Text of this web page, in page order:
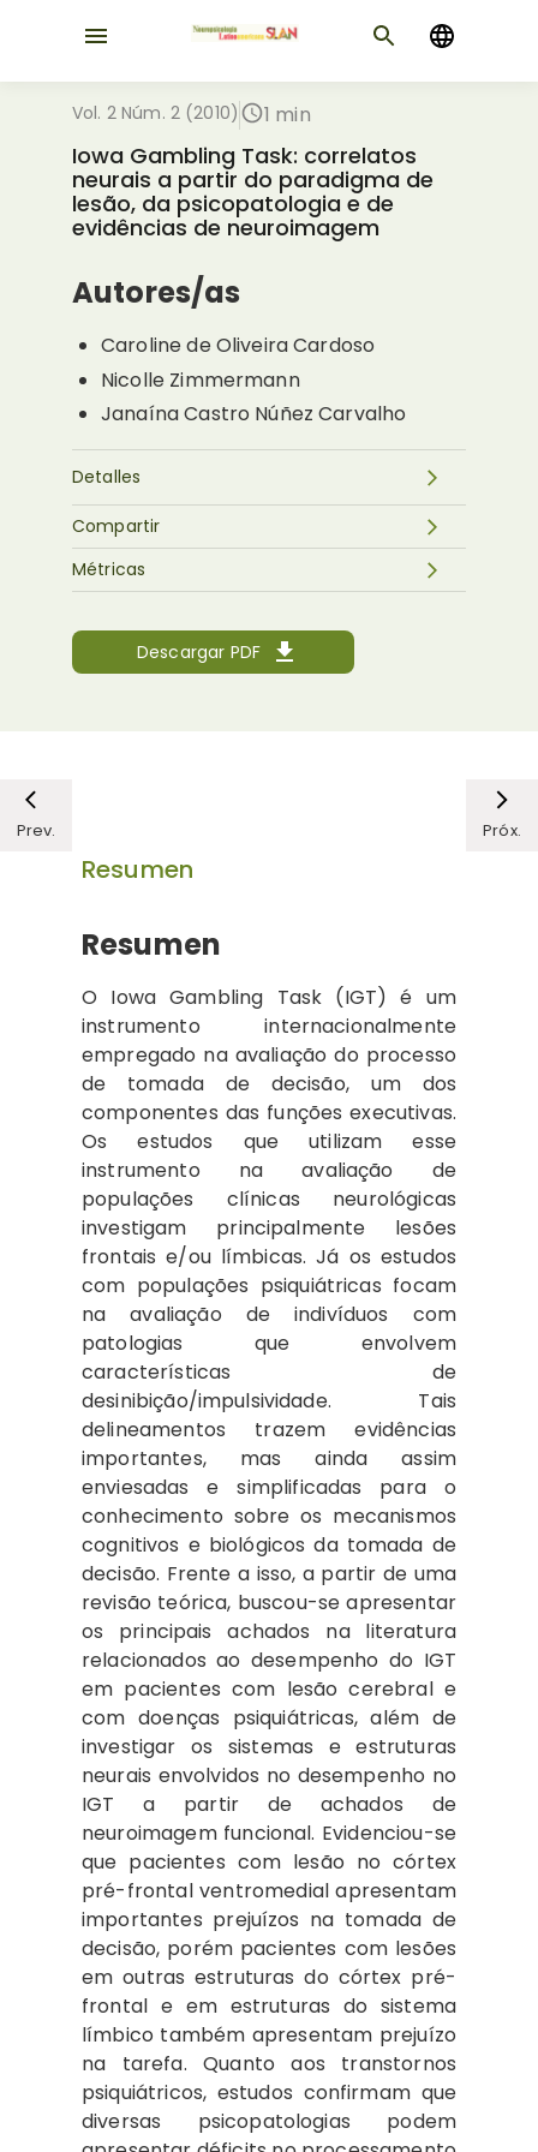
Vol. 2 Núm. 2 (2010) 1 min
Iowa Gambling Task: correlatos
neurais a partir do paradigma de
lesão, da psicopatologia e de
evidências de neuroimagem
Autores/as
Caroline de Oliveira Cardoso
Nicolle Zimmermann
Janaína Castro Núñez Carvalho
Detalles
Descargar PDF
Métricas
Compartir
Prev. Próx.
Resumen
Resumen
O Iowa Gambling Task (IGT) é um
instrumento internacionalmente
empregado na avaliação do processo
de tomada de decisão, um dos
componentes das funções executivas.
Os estudos que utilizam esse
instrumento na avaliação de
populações clínicas neurológicas
investigam principalmente lesões
frontais e/ou límbicas. Já os estudos
com populações psiquiátricas focam
na avaliação de indivíduos com
patologias que envolvem
características de
desinibição/impulsividade. Tais
delineamentos trazem evidências
importantes, mas ainda assim
enviesadas e simplificadas para o
conhecimento sobre os mecanismos
cognitivos e biológicos da tomada de
decisão. Frente a isso, a partir de uma
revisão teórica, buscou-se apresentar
os principais achados na literatura
relacionados ao desempenho do IGT
em pacientes com lesão cerebral e
com doenças psiquiátricas, além de
investigar os sistemas e estruturas
neurais envolvidos no desempenho no
IGT a partir de achados de
neuroimagem funcional. Evidenciou-se
que pacientes com lesão no córtex
pré-frontal ventromedial apresentam
importantes prejuízos na tomada de
decisão, porém pacientes com lesões
em outras estruturas do córtex pré-
frontal e em estruturas do sistema
límbico também apresentam prejuízo
na tarefa. Quanto aos transtornos
psiquiátricos, estudos confirmam que
diversas psicopatologias podem